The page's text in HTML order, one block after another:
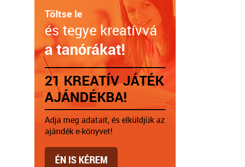
Töltse le
és tegye kreatívvá
a tanórákat!
21 KREATÍV JÁTÉK
AJÁNDÉKBA!
Adja meg adatait, és elküldjük az
ajándék e-könyvet!
ÉN IS KÉREM